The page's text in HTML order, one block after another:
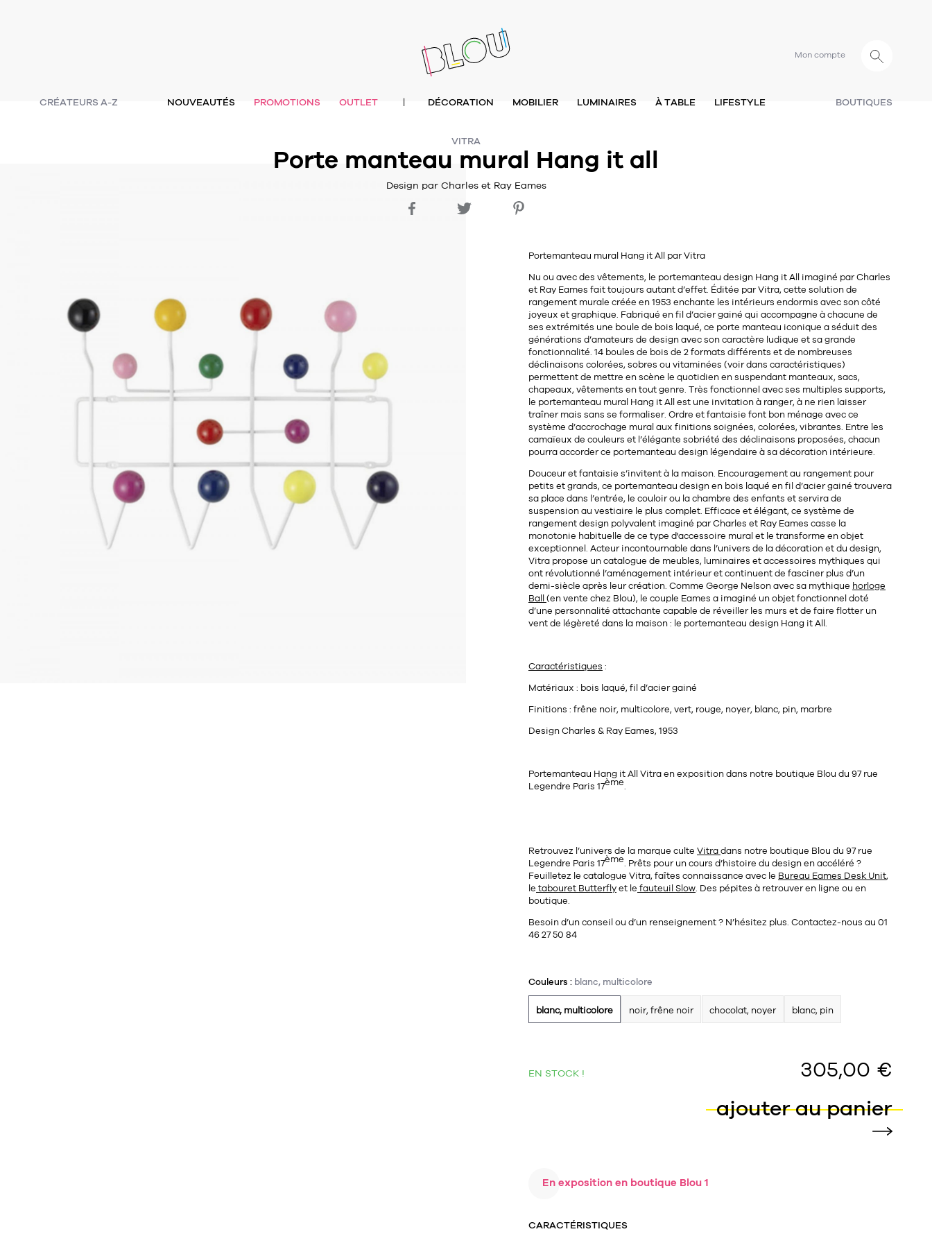
Mon compte
CRÉATEURS A-Z BOUTIQUES
NOUVEAUTÉS PROMOTIONS OUTLET | DÉCORATION MOBILIER LUMINAIRES À TABLE LIFESTYLE
VITRA
Porte manteau mural Hang it all
Design par Charles et Ray Eames
Portemanteau mural Hang it All par Vitra
Nu ou avec des vêtements, le portemanteau design Hang it All imaginé parCharles
et Ray Eames fait toujours autant d’effet. Éditée par Vitra, cette solution de
rangement murale créée en1953 enchante les intérieurs endormis avec son côté
joyeux et graphique. Fabriqué enfil d’acier gainé qui accompagne à chacune de
ses extrémités une boule de bois laqué, ce porte manteau iconique a séduit des
générations d’amateurs de design avec son caractère ludique et sa grande
fonctionnalité. 14 boules de bois de 2 formats différents et de nombreuses
déclinaisons colorées, sobres ou vitaminées (voir dans caractéristiques)
permettent de mettre en scène le quotidien en suspendant manteaux, sacs,
chapeaux, vêtements en tout genre. Très fonctionnel avec ses multiples supports,
le portemanteau mural Hang it All est une invitation à ranger, à ne rien laisser
traîner mais sans se formaliser. Ordre et fantaisie font bon ménage avec ce
système d’accrochage mural aux finitions soignées, colorées, vibrantes. Entre les
camaïeux de couleurs et l’élégante sobriété des déclinaisons proposées, chacun
pourra accorder ce portemanteau design légendaire à sa décoration intérieure.
Douceur et fantaisie s’invitent à la maison. Encouragement au rangement pour
petits et grands, ce portemanteau design en bois laqué en fil d’acier gainé trouvera
sa place dans l’entrée, le couloir ou la chambre des enfants et servira de
suspension au vestiaire le plus complet. Efficace et élégant, ce système de
rangement design polyvalent imaginé parCharles et Ray Eames casse la
monotonie habituelle de ce type d'accessoire mural et le transforme en objet
exceptionnel. Acteur incontournable dans l’univers de la décoration et du design,
Vitra propose un catalogue de meubles, luminaires et accessoires mythiques qui
ont révolutionné l’aménagement intérieur et continuent de fasciner plus d’un
demi-siècle après leur création. Comme George Nelson avec sa mythique horloge
Ball(en vente chez Blou), le couple Eames a imaginé un objet fonctionnel doté
d’une personnalité attachante capable de réveiller les murs et de faire flotter un
vent de légèreté dans la maison : le portemanteau design Hang it All.
Caractéristiques :
Matériaux : bois laqué, fil d’acier gainé
Finitions : frêne noir, multicolore, vert, rouge, noyer, blanc, pin, marbre
Design Charles & Ray Eames, 1953
Portemanteau Hang it All Vitra en exposition dans notre boutique Blou du 97 rue
Legendre Paris 17ème.
Retrouvez l’univers de la marque culte Vitradans notre boutique Blou du 97 rue
Legendre Paris 17ème. Prêts pour un cours d’histoire du design en accéléré ?
Feuilletez le catalogue Vitra, faîtes connaissance avec le Bureau Eames Desk Unit,
le tabouret Butterflyet le fauteuil Slow. Des pépites à retrouver en ligne ou en
boutique.
Besoin d’un conseil ou d’un renseignement ? N’hésitez plus. Contactez-nous au 01
46 27 50 84
Couleurs : blanc, multicolore
blanc, multicolore noir, frêne noir chocolat, noyer blanc, pin
EN STOCK !
305,00 €
ajouter au panier
En exposition en boutique Blou 1
CARACTÉRISTIQUES